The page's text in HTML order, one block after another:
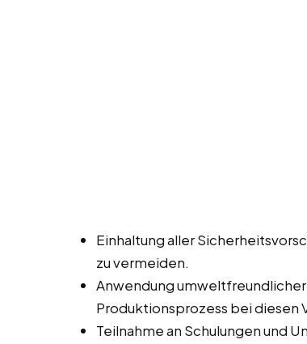
Einhaltung aller
zu vermeiden.
Anwendung
Produktionsprozess bei diesen
Teilnahme an Schulungen und